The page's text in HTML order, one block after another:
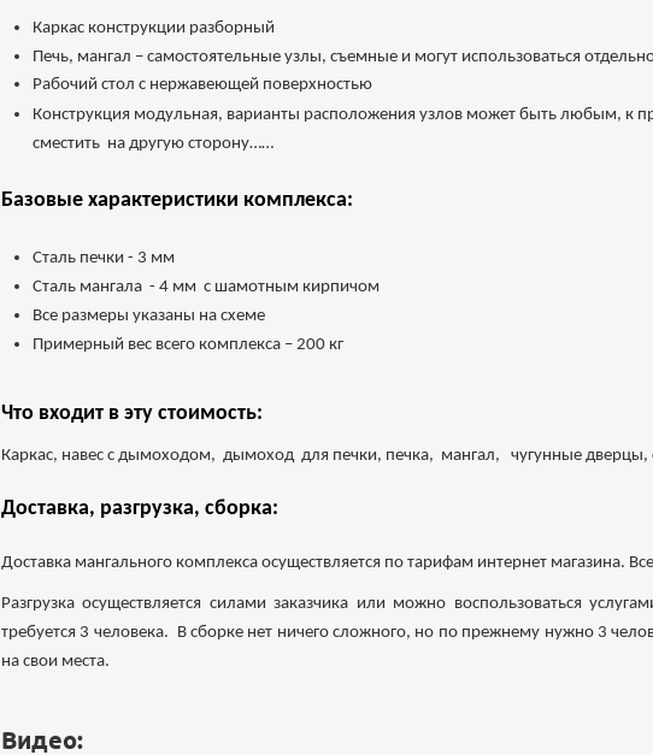
Каркас конструкции разборный
Печь, мангал – самостоятельные узлы, съемные и могут использоваться
Рабочий стол с нержавеющей поверхностью
Конструкция модульная, варианты расположения узлов может быть любым, к
сместить на другую сторону……
Базовые характеристики комплекса:
Сталь печки - 3 мм
Сталь мангала - 4 мм с шамотным кирпичом
Все размеры указаны на схеме
Примерный вес всего комплекса – 200 кг
Что входит в эту стоимость:
Каркас, навес с дымоходом, дымоход для печки, печка, мангал, чугунные дверцы,
Доставка, разгрузка, сборка:
Доставка мангального комплекса осуществляется по тарифам интернет магазина.
Разгрузка осуществляется силами заказчика или можно воспользоваться
требуется 3 человека. В сборке нет ничего сложного, но по прежнему нужно 3
на свои места.
Видео: